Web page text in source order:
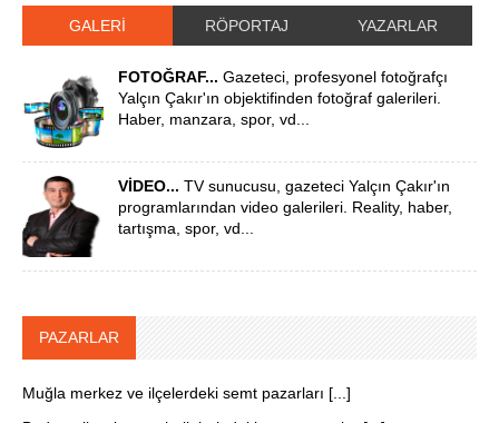
GALERİ RÖPORTAJ YAZARLAR
FOTOĞRAF... Gazeteci, profesyonel fotoğrafçı
Yalçın Çakır'ın objektifinden fotoğraf galerileri.
Haber, manzara, spor, vd...
VİDEO... TV sunucusu, gazeteci Yalçın Çakır'ın
programlarından video galerileri. Reality, haber,
tartışma, spor, vd...
PAZARLAR
Muğla merkez ve ilçelerdeki semt pazarları [...]